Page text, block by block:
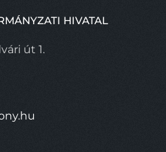
HIVATAL
út 1.